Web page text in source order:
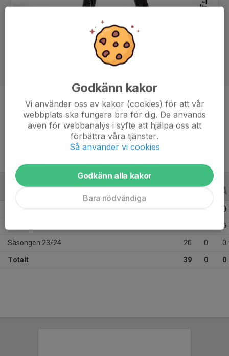
Position
-
13 år
0
0
Säsongen 23/24 20 0 0
Totalt 39 0 0
Godkänn kakor
Vi använder oss av kakor (cookies) för att vår
webbplats ska fungera bra för dig. De används
även för webbanalys i syfte att hjälpa oss att
förbättra våra tjänster.
Så använder vi cookies
Godkänn alla kakor
Bara nödvändiga